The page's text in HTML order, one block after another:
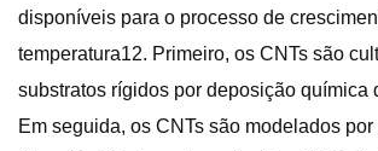
disponíveis para o processo de
temperatura12. Primeiro, os CNTs são
substratos rígidos por deposição química
Em seguida, os CNTs são modelados